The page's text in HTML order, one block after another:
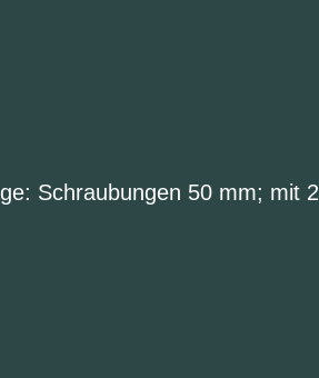
Schraubungen 50 mm; mit 2